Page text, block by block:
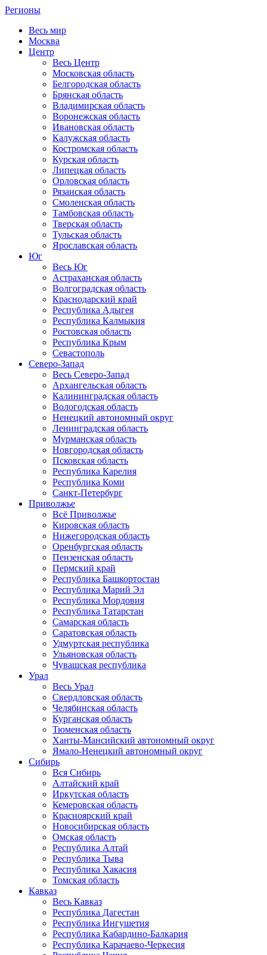
Регионы
Весь мир
Москва
Центр
Весь Центр
Московская область
Белгородская область
Брянская область
Владимирская область
Воронежская область
Ивановская область
Калужская область
Костромская область
Курская область
Липецкая область
Орловская область
Рязанская область
Смоленская область
Тамбовская область
Тверская область
Тульская область
Ярославская область
Юг
Весь Юг
Астраханская область
Волгоградская область
Краснодарский край
Республика Адыгея
Республика Калмыкия
Ростовская область
Республика Крым
Севастополь
Северо-Запад
Весь Северо-Запад
Архангельская область
Калининградская область
Вологодская область
Ненецкий автономный округ
Ленинградская область
Мурманская область
Новгородская область
Псковская область
Республика Карелия
Республика Коми
Санкт-Петербург
Приволжье
Всё Приволжье
Кировская область
Нижегородская область
Оренбургская область
Пензенская область
Пермский край
Республика Башкортостан
Республика Марий Эл
Республика Мордовия
Республика Татарстан
Самарская область
Саратовская область
Удмуртская республика
Ульяновская область
Чувашская республика
Урал
Весь Урал
Свердловская область
Челябинская область
Курганская область
Тюменская область
Ханты-Мансийский автономный округ
Ямало-Ненецкий автономный округ
Сибирь
Вся Сибирь
Алтайский край
Иркутская область
Кемеровская область
Красноярский край
Новосибирская область
Омская область
Республика Алтай
Республика Тыва
Республика Хакасия
Томская область
Кавказ
Весь Кавказ
Республика Дагестан
Республика Ингушетия
Республика Кабардино-Балкария
Республика Карачаево-Черкесия